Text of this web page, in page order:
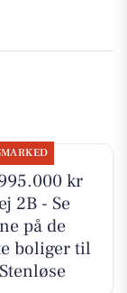
kr
2B - Se
på de
boliger til